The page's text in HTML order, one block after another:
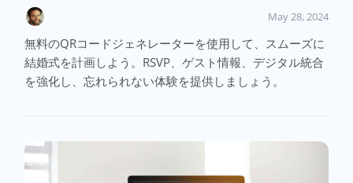
May 28, 2024
無料のQRコードジェネレーターを使用して、スムーズに
結婚式を計画しよう。RSVP、ゲスト情報、デジタル統合
を強化し、忘れられない体験を提供しましょう。